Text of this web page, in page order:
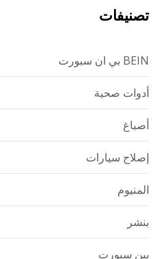
تصنيفات
BEIN بي ان سبورت
أدوات صحية
أصباغ
إصلاح سيارات
المنيوم
بنشر
بين سبورت